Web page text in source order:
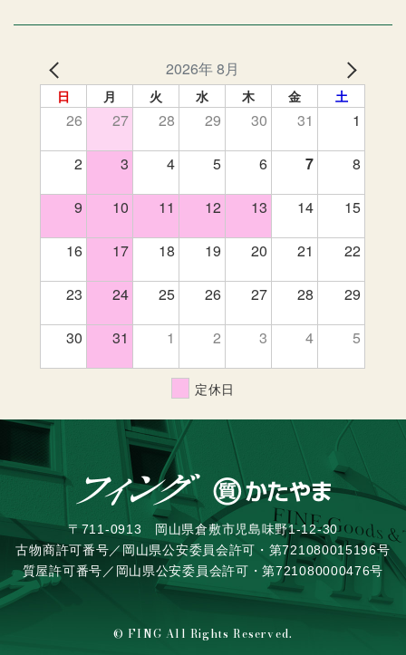
2026年 8月
日 月 火 水 木 金 土
26 27 28 29 30 31 1
2 3 4 5 6 7 8
9 10 11 12 13 14 15
16 17 18 19 20 21 22
23 24 25 26 27 28 29
30 31 1 2 3 4 5
定休日
〒711-0913 岡山県倉敷市児島味野1-12-30
古物商許可番号／岡山県公安委員会許可・第721080015196号
質屋許可番号／岡山県公安委員会許可・第721080000476号
© FING All Rights Reserved.